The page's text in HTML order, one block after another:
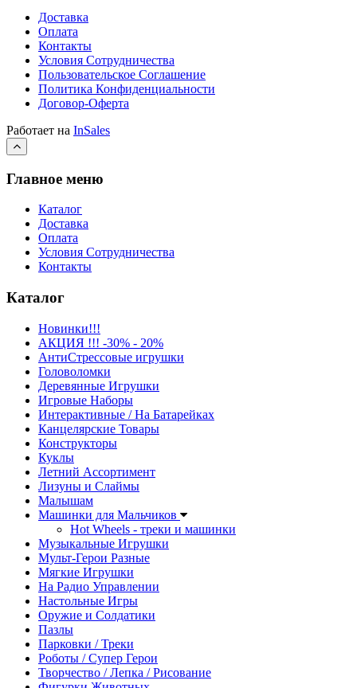
Доставка
Оплата
Контакты
Условия Сотрудничества
Пользовательское Соглашение
Политика Конфиденциальности
Договор-Оферта
Работает на InSales
Главное меню
Каталог
Доставка
Оплата
Условия Сотрудничества
Контакты
Каталог
Новинки!!!
АКЦИЯ !!! -30% - 20%
АнтиСтрессовые игрушки
Головоломки
Деревянные Игрушки
Игровые Наборы
Интерактивные / На Батарейках
Канцелярские Товары
Конструкторы
Куклы
Летний Ассортимент
Лизуны и Слаймы
Малышам
Машинки для Мальчиков
Hot Wheels - треки и машинки
Музыкальные Игрушки
Мульт-Герои Разные
Мягкие Игрушки
На Радио Управлении
Настольные Игры
Оружие и Солдатики
Пазлы
Парковки / Треки
Роботы / Супер Герои
Творчество / Лепка / Рисование